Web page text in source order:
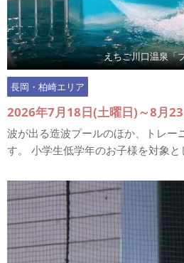
えちご川口温泉「
長岡・柏崎エリア
2026年7月18日(土曜日)～8月
波が出る造波プールのほか、トレー
す。 小学生低学年のお子様を対象と